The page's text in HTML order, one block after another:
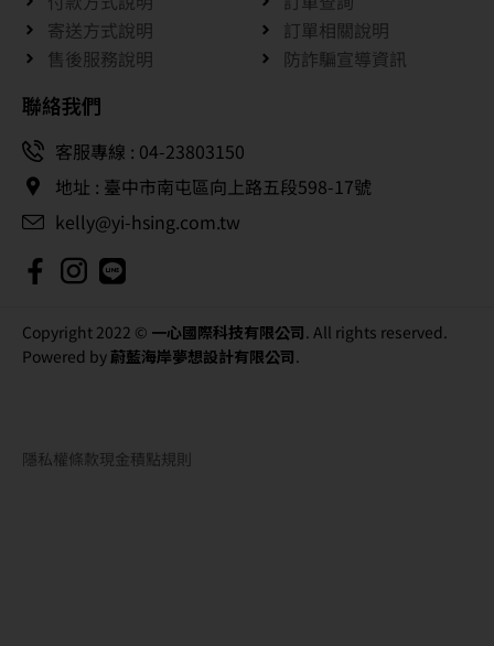
寄送方式說明
售後服務說明
訂單相關說明
防詐騙宣導資訊
聯絡我們
客服專線 : 04-23803150
地址 : 臺中市南屯區向上路五段598-17號
kelly@yi-hsing.com.tw
Copyright 2022 © 一心國際科技有限公司. All rights reserved.
Powered by蔚藍海岸夢想設計有限公司.
隱私權條款現金積點規則